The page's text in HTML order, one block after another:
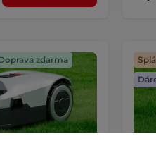
zdarma